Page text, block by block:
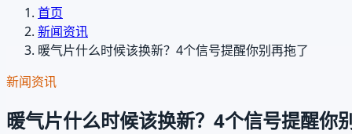
首页
新闻资讯
暖气片什么时候该换新？4个信号提醒你别再拖了
新闻资讯
暖气片什么时候该换新？4个信号提醒你